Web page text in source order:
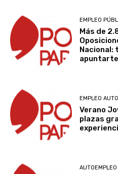
EMPLEO
Más de
Nacional:
apuntarte
EMPLEO
Verano
plazas
AUTOEMPLEO